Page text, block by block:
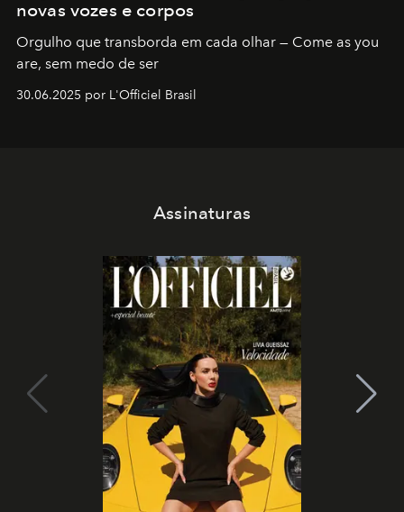
novas vozes e corpos
Orgulho que transborda em cada olhar — Come as you
are, sem medo de ser
30.06.2025 por L'Officiel Brasil
Assinaturas